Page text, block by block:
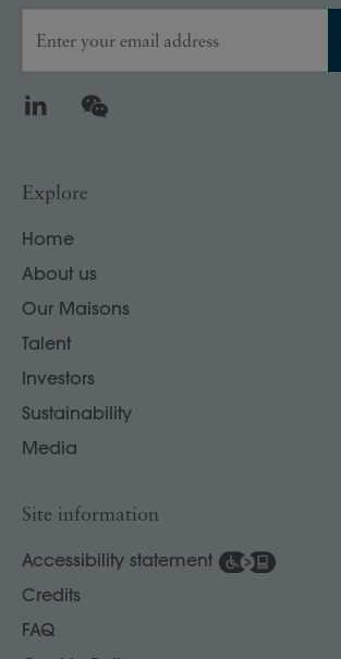
Enter your email address
LinkedIn
Explore
Home
About us
Our Maisons
Talent
Investors
Sustainability
Media
Site information
Accessibility statement
Credits
FAQ